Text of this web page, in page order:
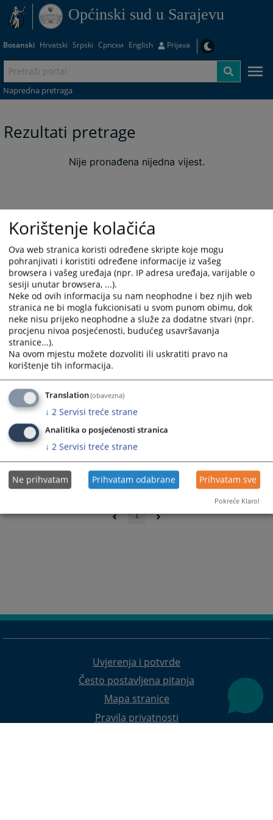
Općinski sud u Sarajevu
Bosanski Hrvatski Srpski Српски English Prijava
Napredna pretraga
Rezultati pretrage
Nije pronađena nijedna vijest.
1
Uvjerenja i potvrde
Često postavljena pitanja
Mapa stranice
Pravila privatnosti
Korištenje kolačića
Ova web stranica koristi određene skripte koje mogu
pohranjivati i koristiti određene informacije iz vašeg
browsera i vašeg uređaja (npr. IP adresa uređaja, varijable o
sesiji unutar browsera, ...).
Neke od ovih informacija su nam neophodne i bez njih web
stranica ne bi mogla fukcionisati u svom punom obimu, dok
neke nisu prijeko neophodne a služe za dodatne stvari (npr.
procjenu nivoa posjećenosti, budućeg usavršavanja
stranice...).
Na ovom mjestu možete dozvoliti ili uskratiti pravo na
korištenje tih informacija.
Translation(obavezna)
↓ 2 Servisi treće strane
Analitika o posjećenosti stranica
↓ 2 Servisi treće strane
Ne prihvatam Prihvatam odabrane Prihvatam sve
Pokreće Klaro!